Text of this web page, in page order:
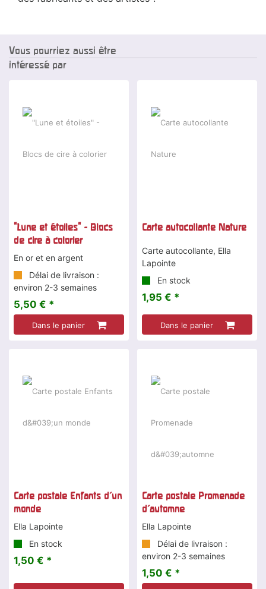
Vous pourriez aussi être
intéressé par
"Lune et étoiles" - Blocs
de cire à colorier
En or et en argent
Délai de livraison :
environ 2-3 semaines
5,50 € *
Dans le panier
Carte autocollante Nature
Carte autocollante, Ella
Lapointe
En stock
1,95 € *
Dans le panier
Carte postale Enfants d'un
monde
Ella Lapointe
En stock
1,50 € *
Carte postale Promenade
d'automne
Ella Lapointe
Délai de livraison :
environ 2-3 semaines
1,50 € *